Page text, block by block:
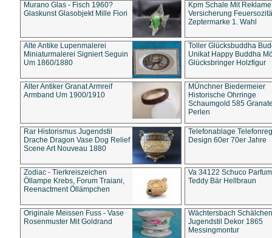
Murano Glas - Fisch 1960?
Glaskunst Glasobjekt Mille Fiori
Kpm Schale Mit Reklame
Versicherung
Zeptermarke 1. Wahl
Alte Antike Lupenmalerei
Miniaturmalerei Signiert Seguin
Um 1860/1880
Toller Glücksbuddha
Unikat Happy Buddha
Glücksbringer Holzfigur
Alter Antiker Granat Armreif
Armband Um 1900/1910
MÜnchner Biedermeier
Historische Ohrringe
Schaumgold 585
Perlen
Rar Historismus Jugendstil
Drache Dragon Vase Dog Relief
Scene Art Nouveau 1880
Telefonablage
Design 60er 70er Jahre
Zodiac - Tierkreiszeichen
Öllampe Krebs, Forum Traiani,
Reenactment Öllämpchen
Va 34122 Schuco
Teddy Bär Hellbraun
Originale Meissen Fuss - Vase
Rosenmuster Mit Goldrand
Wächtersbach Schälchen
Jugendstil Dekor 1865
Messingmontur